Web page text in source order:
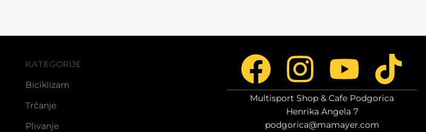
KATEGORIJE
Biciklizam
Trčanje
Plivanje
Multisport Shop & Cafe Podgorica
Henrika Angela 7
podgorica@mamayer.com